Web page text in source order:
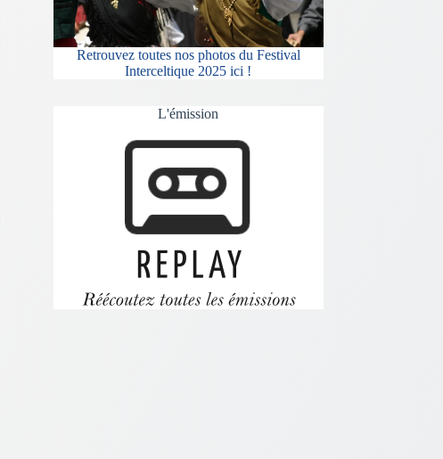
Retrouvez toutes nos photos du Festival
Interceltique 2025 ici !
L'émission